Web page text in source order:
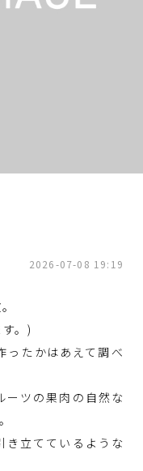
2026-07-08 19:19
。)
ったかはあえて調べ
ーツの果肉の自然な
き立てているような